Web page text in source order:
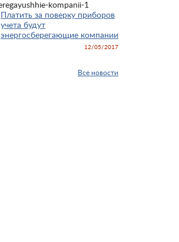
Платить за поверку приборов
учета будут
энергосберегающие компании
12/05/2017
Все новости